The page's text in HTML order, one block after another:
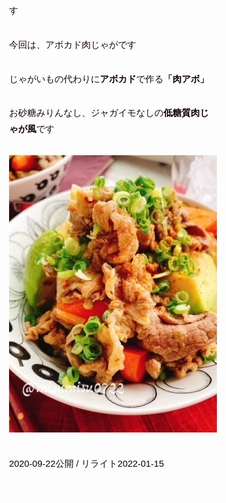
す
今回は、アボカド肉じゃがです
じゃがいもの代わりにアボカドで作る 「肉アボ」
お砂糖みりんなし、ジャガイモなしの低糖質肉じ
ゃが風です
2020-09-22公開 / リライト2022-01-15